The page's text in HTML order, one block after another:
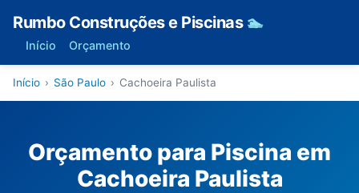
Rumbo Construções e Piscinas 🏊
Início Orçamento
Início › São Paulo › Cachoeira Paulista
Orçamento para Piscina em
Cachoeira Paulista